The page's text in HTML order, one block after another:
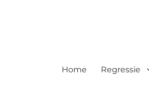
Home Regressie